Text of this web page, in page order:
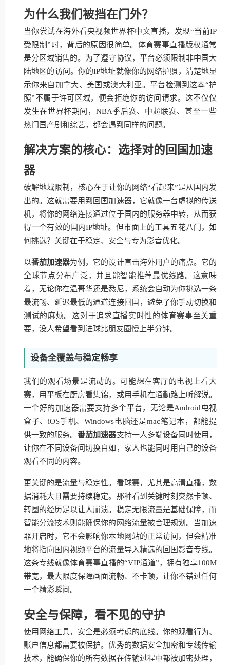
为什么我们被挡在门外？
当你尝试在海外看央视频世界杯中文直播，发现“当前IP
受限制”时，背后的原因很简单。体育赛事直播版权通常
是分区域销售的。为了遵守协议，平台必须限制非中国大
陆地区的访问。你的IP地址就像你的网络护照，清楚地显
示你来自加拿大、美国或澳大利亚。平台检测到这本“护
照”不属于许可区域，便会拒绝你的访问请求。这不仅仅
发生在世界杯期间，NBA季后赛、中超联赛、甚至一些
热门国产剧和综艺，都会遇到同样的问题。
解决方案的核心：选择对的回国加速
器
破解地域限制，核心在于让你的网络“看起来”是从国内发
出的。这就需要用到回国加速器，它就像一台虚拟的传送
机，将你的网络连接通过位于国内的服务器中转，从而获
得一个有效的国内IP地址。但市面上的工具五花八门，如
何挑选？关键在于稳定、安全与专为影音优化。
以番茄加速器为例，它的设计直击海外用户的痛点。它的
全球节点分布广泛，并且能智能推荐最优线路。这意味
着，无论你在温哥华还是悉尼，系统会自动为你挑选一条
最流畅、延迟最低的通道连接回国，避免了你手动切换和
测试的麻烦。这对于追求直播实时性的体育赛事至关重
要，没人希望看到进球比朋友圈慢上半分钟。
设备全覆盖与稳定畅享
我们的观看场景是流动的。可能想在客厅的电视上看大
赛，用平板在厨房看集锦，或用手机在通勤路上听解说。
一个好的加速器需要支持多个平台，无论是Android电视
盒子、iOS手机、Windows电脑还是mac笔记本，都能提
供一致的服务。番茄加速器支持一人多端设备同时使用，
让你在不同设备间切换自如，家人也能同时用自己的设备
观看不同的内容。
更关键的是流量与稳定性。看球赛，尤其是高清直播，数
据消耗大且需要持续稳定。那种看到关键时刻突然卡顿、
转圈的经历足以让人崩溃。稳定无限流量是基础保障，而
智能分流技术则能确保你的网络流量被合理规划。当加速
器开启时，它不会影响你本地网站的正常访问，但会精准
地将指向国内视频平台的流量导入精选的回国影音专线。
这条专线就像体育赛事直播的“VIP通道”，拥有独享100M
带宽，最大限度保障画面流畅、不卡顿，让你不错过任何
一个精彩瞬间。
安全与保障，看不见的守护
使用网络工具，安全是必须考虑的底线。你的观看行为、
账户信息都需要被保护。优秀的数据安全加密和专线传输
技术，能确保你的所有数据在传输过程中都被加密处理，